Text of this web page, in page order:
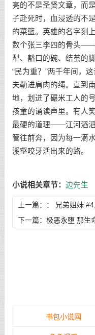
亮的不是圣贤文章，而
子赴死时，血浸透的不
的菜篮。英雄的名字刻
数个张三李四的骨头——
犁、豁口的碗、结茧的
“民为重？”两千年间，
夫勒进肩肉的绳。直到
地，划进了碾米工人的
孩童的诵读声里。有人
最硬的道理——江河滔滔
管往前奔，因为每一滴
溪壑咬牙活出来的路。
小说相关章节： 边先生
上一篇：：
兄弟姐妹
姐和妹妹发现，黑化成
下一篇： 极恶永堕 那生
书包小说网